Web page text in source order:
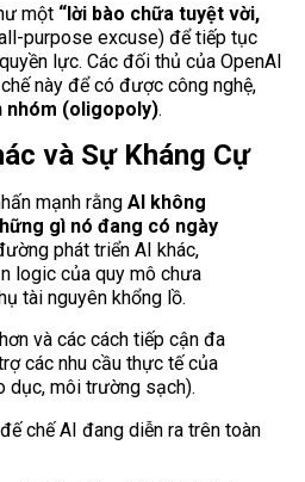
một “lời bào chữa tuyệt vời,
purpose excuse) để tiếp tục
lực. Các đối thủ của OpenAI
này để có được công nghệ,
nhóm (oligopoly).
và Sự Kháng Cự
mạnh rằng AI không
gì nó đang có ngày
phát triển AI khác,
logic của quy mô chưa
tài nguyên khổng lồ.
và các cách tiếp cận đa
các nhu cầu thực tế của
dục, môi trường sạch).
chế AI đang diễn ra trên toàn